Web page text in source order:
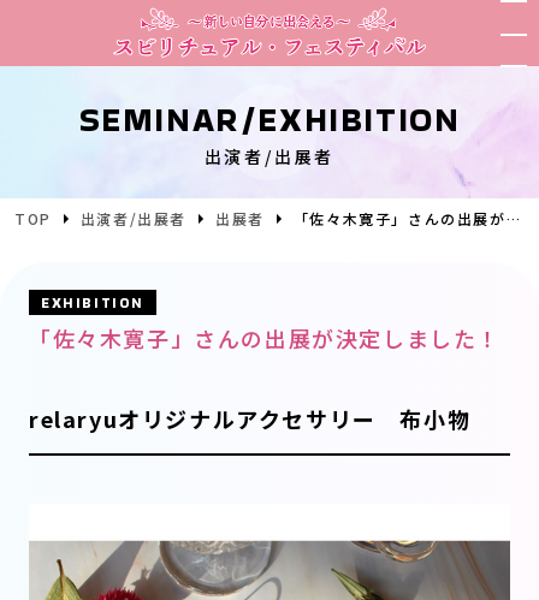
SEMINAR/EXHIBITION
出演者/出展者
TOP 出演者/出展者 出展者 「佐々木寛子」さんの出展が決定しました！
EXHIBITION
「佐々木寛子」さんの出展が決定しました！
relaryuオリジナルアクセサリー 布小物